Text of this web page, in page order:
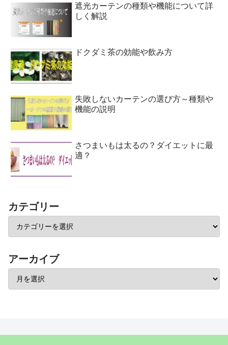
遮光カーテンの種類や機能について詳
しく解説
ドクダミ茶の効能や飲み方
失敗しないカーテンの選び方～種類や
機能の説明
さつまいもは太るの？ダイエットに最
適？
カテゴリー
アーカイブ